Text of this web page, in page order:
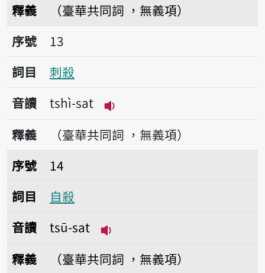
釋義
（臺華共同詞 ，無義項）
序號13刺殺
序號
13
詞目
刺殺
音讀
tshì-sat
播放音讀tshì-sat
釋義
（臺華共同詞 ，無義項）
序號14自殺
序號
14
詞目
自殺
音讀
tsū-sat
釋義
（臺華共同詞 ，無義項）